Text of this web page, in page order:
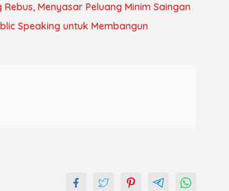
Menyasar Peluang Minim Saingan
Speaking untuk Membangun